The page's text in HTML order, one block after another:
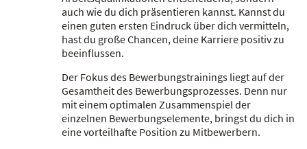
auch wie du dich präsentieren kannst. Kannst du
einen guten ersten Eindruck über dich vermitteln,
hast du große Chancen, deine Karriere positiv zu
beeinflussen.
Der Fokus des Bewerbungstrainings liegt auf der
Gesamtheit des Bewerbungsprozesses. Denn nur
mit einem optimalen Zusammenspiel der
einzelnen Bewerbungselemente, bringst du dich in
eine vorteilhafte Position zu Mitbewerbern.